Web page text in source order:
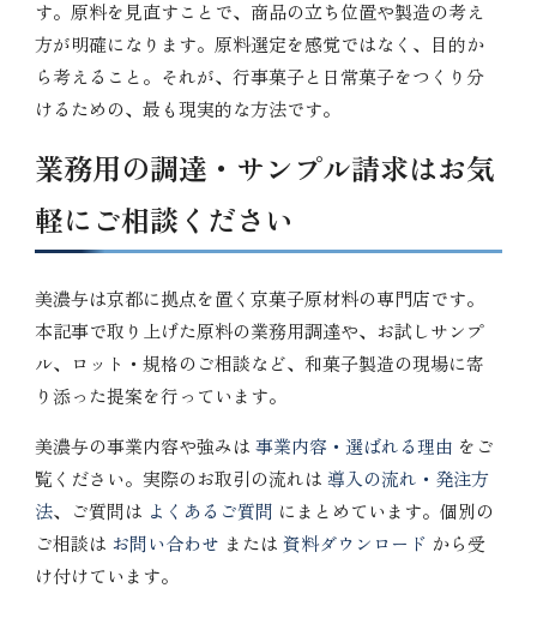
す。原料を見直すことで、商品の立ち位置や製造の考え
方が明確になります。原料選定を感覚ではなく、目的か
ら考えること。それが、行事菓子と日常菓子をつくり分
けるための、最も現実的な方法です。
業務用の調達・サンプル請求はお気
軽にご相談ください
美濃与は京都に拠点を置く京菓子原材料の専門店です。
本記事で取り上げた原料の業務用調達や、お試しサンプ
ル、ロット・規格のご相談など、和菓子製造の現場に寄
り添った提案を行っています。
美濃与の事業内容や強みは事業内容・選ばれる理由 をご
覧ください。実際のお取引の流れは導入の流れ・発注方
法、ご質問は よくあるご質問 にまとめています。個別の
ご相談は お問い合わせ または資料ダウンロード から受
け付けています。